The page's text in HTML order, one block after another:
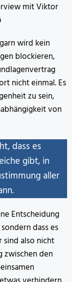
mit Viktor
wird kein
blockieren,
nicht einmal. Es
zu sein,
von
dass es
gibt, in
aller
Entscheidung
dass es
sind also nicht
zwischen den